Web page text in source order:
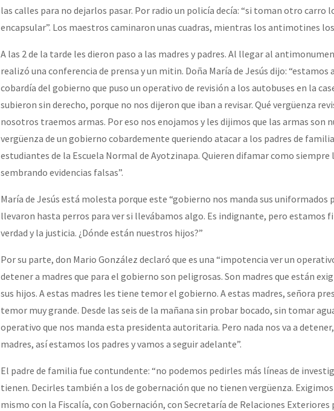
las calles para no dejarlos pasar. Por radio un policía decía: “si toman otro carro
encapsular”. Los maestros caminaron unas cuadras, mientras los antimotines
A las 2 de la tarde les dieron paso a las madres y padres. Al llegar al
realizó una conferencia de prensa y un mitin. Doña María de Jesús dijo: “estamos
cobardía del gobierno que puso un operativo de revisión a los autobuses en la
subieron sin derecho, porque no nos dijeron que iban a revisar. Qué vergüenza
nosotros traemos armas. Por eso nos enojamos y les dijimos que las armas son
vergüenza de un gobierno cobardemente queriendo atacar a los padres de
estudiantes de la Escuela Normal de Ayotzinapa. Quieren difamar como siempre
sembrando evidencias falsas”.
María de Jesús está molesta porque este “gobierno nos manda sus uniformados
llevaron hasta perros para ver si llevábamos algo. Es indignante, pero estamos
verdad y la justicia. ¿Dónde están nuestros hijos?”
Por su parte, don Mario González declaró que es una “impotencia ver un
detener a madres que para el gobierno son peligrosas. Son madres que están
sus hijos. A estas madres les tiene temor el gobierno. A estas madres, señora
temor muy grande. Desde las seis de la mañana sin probar bocado, sin tomar
operativo que nos manda esta presidenta autoritaria. Pero nada nos va a
madres, así estamos los padres y vamos a seguir adelante”.
El padre de familia fue contundente: “no podemos pedirles más líneas de
tienen. Decirles también a los de gobernación que no tienen vergüenza.
mismo con la Fiscalía, con Gobernación, con Secretaría de Relaciones Exteriores